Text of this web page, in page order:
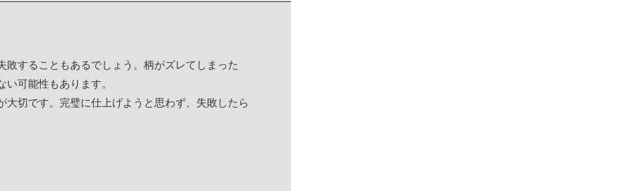
することもあるでしょう。柄がズレてしまった
可能性もあります。
切です。完璧に仕上げようと思わず、失敗したら